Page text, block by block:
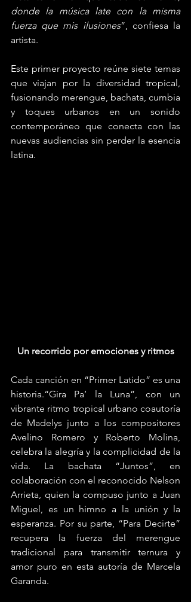
donde la música late con la misma
fuerza que mis ilusiones”, confiesa la
artista.
Este primer proyecto reúne siete temas
que viajan por la diversidad tropical,
fusionando merengue, bachata, cumbia
y toques urbanos en un sonido
contemporáneo que conecta con las
nuevas audiencias sin perder la esencia
latina.
Un recorrido por emociones y ritmos
Cada canción en “Primer Latido” es una
historia.“Gira Pa’ la Luna”, con un
vibrante ritmo tropical urbano coautoría
de Madelys junto a los compositores
Avelino Romero y Roberto Molina,
celebra la alegría y la complicidad de la
vida. La bachata “Juntos”, en
colaboración con el reconocido Nelson
Arrieta, quien la compuso junto a Juan
Miguel, es un himno a la unión y la
esperanza. Por su parte, “Para Decirte”
recupera la fuerza del merengue
tradicional para transmitir ternura y
amor puro en esta autoría de Marcela
Garanda.